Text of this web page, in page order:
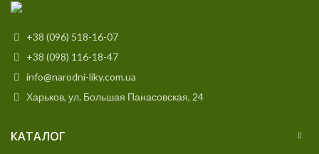
+38 (096) 518-16-07
+38 (098) 116-18-47
info@narodni-liky.com.ua
Харьков, ул. Большая Панасовская, 24
КАТАЛОГ